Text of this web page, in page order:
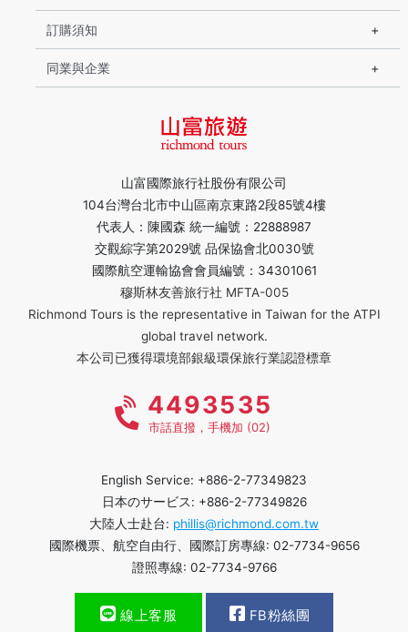
山富國際旅行社股份有限公司
104台灣台北市中山區南京東路2段85號4樓
代表人：陳國森 統一編號：22888987
交觀綜字第2029號 品保協會北0030號
國際航空運輸協會會員編號：34301061
穆斯林友善旅行社 MFTA-005
Richmond Tours is the representative in Taiwan for the ATPI
global travel network.
本公司已獲得環境部銀級環保旅行業認證標章
訂購須知
同業與企業
4493535
市話直撥，手機加 (02)
English Service: +886-2-77349823
日本のサービス: +886-2-77349826
大陸人士赴台: phillis@richmond.com.tw
國際機票、航空自由行、國際訂房專線: 02-7734-9656
證照專線: 02-7734-9766
線上客服 FB粉絲團